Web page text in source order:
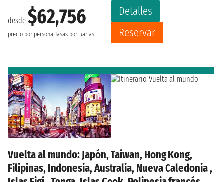
desde $62,756
precio por persona Tasas portuarias
Detalles
Reservar
Vuelta al mundo: Japón, Taiwan, Hong Kong,
Filipinas, Indonesia, Australia, Nueva Caledonia ,